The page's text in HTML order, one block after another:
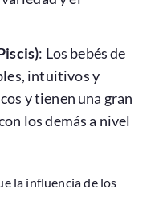
: Los bebés de
intuitivos y
y tienen una gran
los demás a nivel
la influencia de los